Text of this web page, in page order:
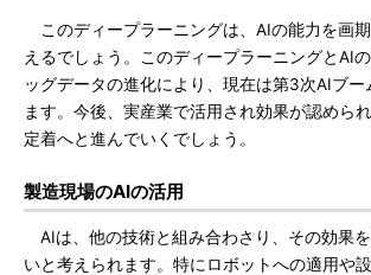
このディープラーニングは、AIの能力を画
えるでしょう。このディープラーニングとAI
ッグデータの進化により、現在は第3次AIブ
ます。今後、実産業で活用され効果が認めら
定着へと進んでいくでしょう。
製造現場のAIの活用
AIは、他の技術と組み合わさり、その効果
いと考えられます。特にロボットへの適用や